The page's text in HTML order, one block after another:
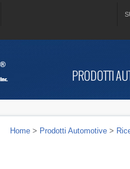
PRODOTTI
Home> Prodotti Automotive>